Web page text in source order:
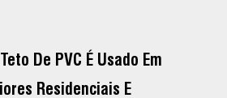
De PVC É Usado Em
Residenciais E